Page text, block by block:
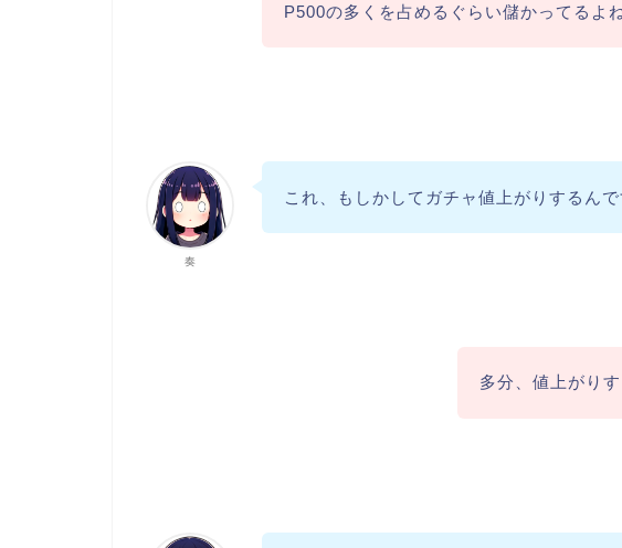
P500の多くを占めるぐらい儲かってるよ
奏
これ、もしかしてガチャ値上がりするんで
多分、値上がり